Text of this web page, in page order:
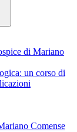
di Mariano
un corso di
Comense